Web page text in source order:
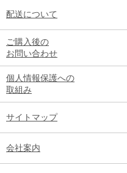
配送について
ご購入後の
お問い合わせ
個人情報保護への
取組み
サイトマップ
会社案内